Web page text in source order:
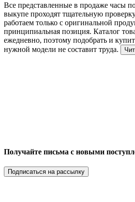
Все представленные в продаже часы
выкупе проходят тщательную
работаем только с оригинальной
принципиальная позиция. Каталог
ежедневно, поэтому подобрать и
нужной модели не составит труда.
Получайте письма с новыми
Подписаться на рассылку